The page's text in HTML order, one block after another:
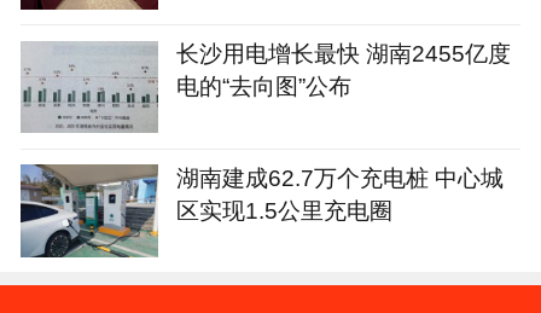
长沙用电增长最快 湖南2455亿度
电的“去向图”公布
湖南建成62.7万个充电桩 中心城
区实现1.5公里充电圈